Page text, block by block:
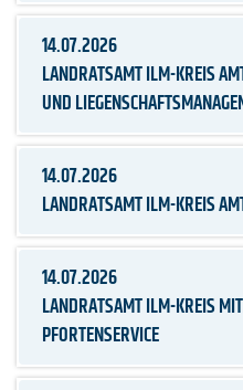
14.07.2026
LANDRATSAMT ILM-KREIS
UND
14.07.2026
LANDRATSAMT ILM-KREIS
14.07.2026
LANDRATSAMT ILM-KREIS
PFORTENSERVICE